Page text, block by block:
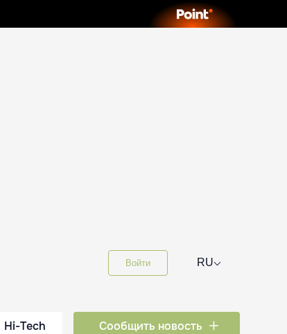
Войти RU⌵
Hi-Tech Сообщить новость